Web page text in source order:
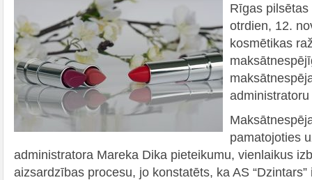
Rīgas
otrdien, 12.
kosmētikas
pamatojoties
administratora Mareka Dika pieteikumu, vienlaikus
aizsardzības procesu, jo konstatēts, ka AS